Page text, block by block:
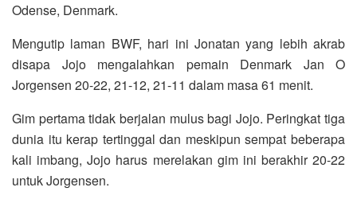
Odense, Denmark.
Mengutip laman BWF, hari ini Jonatan yang lebih akrab
disapa Jojo mengalahkan pemain Denmark Jan O
Jorgensen 20-22, 21-12, 21-11 dalam masa 61 menit.
Gim pertama tidak berjalan mulus bagi Jojo. Peringkat tiga
dunia itu kerap tertinggal dan meskipun sempat beberapa
kali imbang, Jojo harus merelakan gim ini berakhir 20-22
untuk Jorgensen.